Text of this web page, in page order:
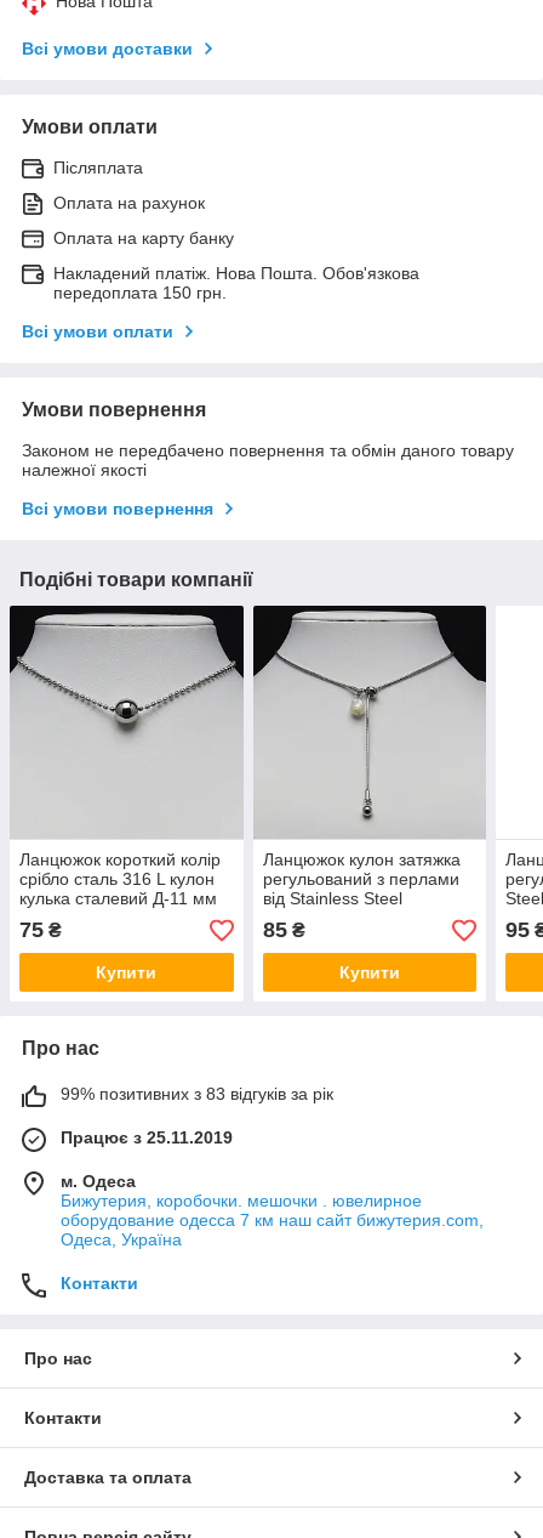
Всі умови доставки
Умови оплати
Післяплата
Оплата на рахунок
Оплата на карту банку
Накладений платіж. Нова Пошта. Обов'язкова
передоплата 150 грн.
Всі умови оплати
Умови повернення
Законом не передбачено повернення та обмін даного товару
належної якості
Всі умови повернення
Подібні товари компанії
Ланцюжок короткий колір
срібло сталь 316 L кулон
кулька сталевий Д-11 мм
ланцюг кульковий довг 46
см тлщн 2 мм
75 ₴
Купити
Ланцюжок кулон затяжка
регульований з перлами
від Stainless Steel
срібляста сталь 316 L довг
65 см тлщн 1 мм
85₴
Купити
L
см
95
Про нас
99% позитивних з 83 відгуків за рік
Працює з 25.11.2019
м. Одеса
Бижутерия, коробочки. мешочки . ювелирное
оборудование одесса 7 км наш сайт бижутерия.com,
Одеса, Україна
Контакти
Про нас
Контакти
Доставка та оплата